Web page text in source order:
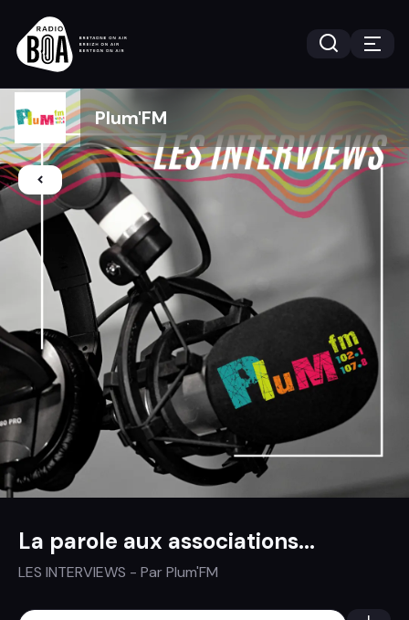
Plum'FM
La parole aux associations...
LES INTERVIEWS - ParPlum'FM